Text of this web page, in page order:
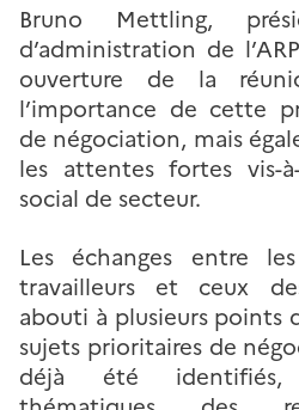
Bruno Mettling,
d’administration de
ouverture de la
l’importance de cette
de négociation, mais
les attentes fortes vis-
social de secteur.
Les échanges entre
travailleurs et ceux
abouti à plusieurs points
sujets prioritaires de
déjà été